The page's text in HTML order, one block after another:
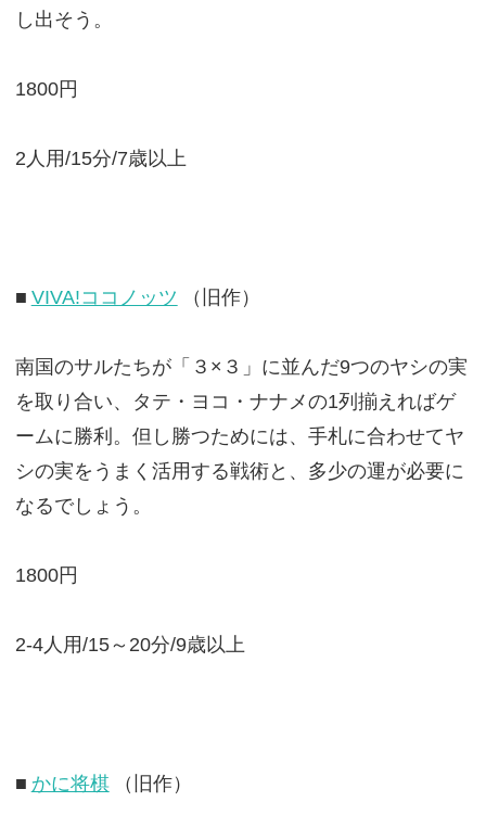
し出そう。
1800円
2人用/15分/7歳以上
■ VIVA!ココノッツ （旧作）
南国のサルたちが「３×３」に並んだ9つのヤシの実
を取り合い、タテ・ヨコ・ナナメの1列揃えればゲ
ームに勝利。但し勝つためには、手札に合わせてヤ
シの実をうまく活用する戦術と、多少の運が必要に
なるでしょう。
1800円
2-4人用/15～20分/9歳以上
■ かに将棋 （旧作）